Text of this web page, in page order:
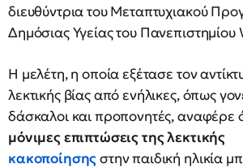
διευθύντρια του Μεταπτυχιακού
Δημόσιας Υγείας του
Η μελέτη, η οποία εξέτασε τον
λεκτικής βίας από ενήλικες, όπως
δάσκαλοι και προπονητές, αναφέρε
μόνιμες επιπτώσεις της λεκτικής
κακοποίησηςστην παιδική ηλικία